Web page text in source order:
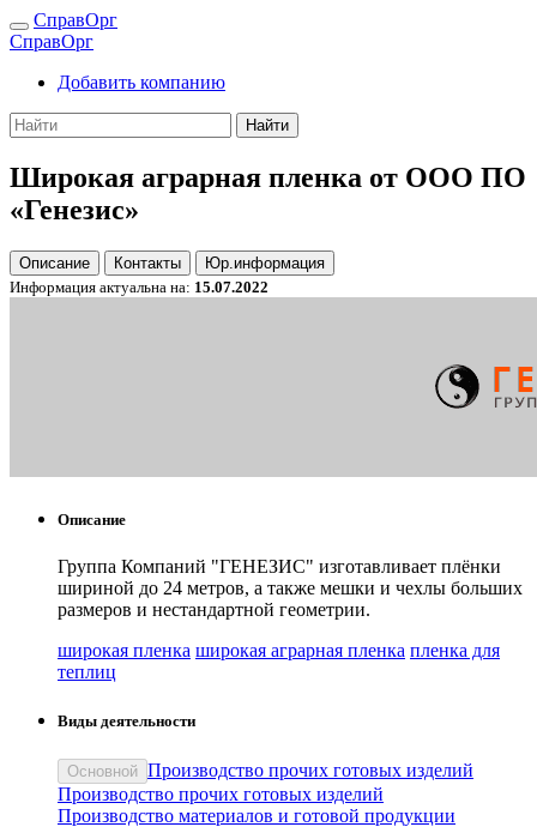
СправОрг
СправОрг
Добавить компанию
Найти
Широкая аграрная пленка от ООО ПО
«Генезис»
Описание Контакты
Юр.информация
Информация актуальна на: 15.07.2022
Описание
Группа Компаний "ГЕНЕЗИС" изготавливает плёнки
шириной до 24 метров, а также мешки и чехлы больших
размеров и нестандартной геометрии.
широкая пленка широкая аграрная пленка пленка для
теплиц
Виды деятельности
Основной Производство прочих готовых изделий
Производство прочих готовых изделий
Производство материалов и готовой продукции